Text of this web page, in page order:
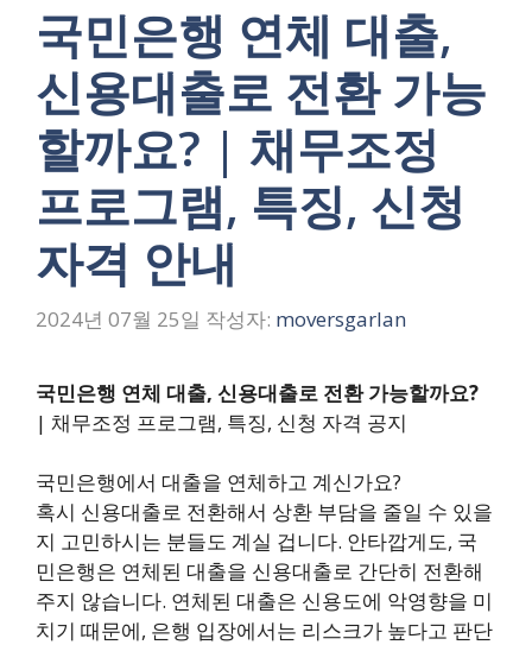
국민은행 연체 대출,
신용대출로 전환 가능
할까요? | 채무조정
프로그램, 특징, 신청
자격 안내
2024년 07월 25일 작성자: moversgarlan
국민은행 연체 대출, 신용대출로 전환 가능할까요?
| 채무조정 프로그램, 특징, 신청 자격 공지
국민은행에서 대출을 연체하고 계신가요?
혹시 신용대출로 전환해서 상환 부담을 줄일 수 있을
지 고민하시는 분들도 계실 겁니다. 안타깝게도, 국
민은행은 연체된 대출을 신용대출로 간단히 전환해
주지 않습니다. 연체된 대출은 신용도에 악영향을 미
치기 때문에, 은행 입장에서는 리스크가 높다고 판단